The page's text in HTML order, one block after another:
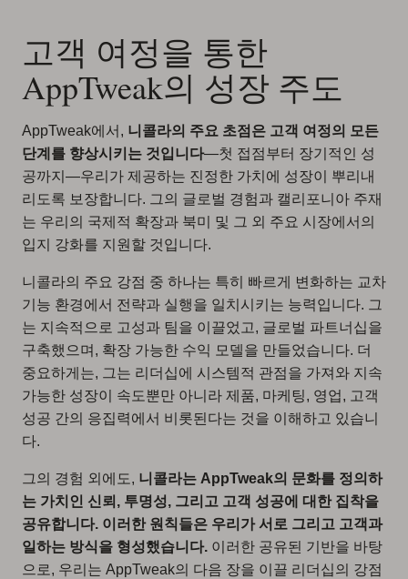
고객 여정을 통한
AppTweak의 성장 주도
AppTweak에서, 니콜라의 주요 초점은 고객 여정의 모든
단계를 향상시키는 것입니다—첫 접점부터 장기적인 성
공까지—우리가 제공하는 진정한 가치에 성장이 뿌리내
리도록 보장합니다. 그의 글로벌 경험과 캘리포니아 주재
는 우리의 국제적 확장과 북미 및 그 외 주요 시장에서의
입지 강화를 지원할 것입니다.
니콜라의 주요 강점 중 하나는 특히 빠르게 변화하는 교차
기능 환경에서 전략과 실행을 일치시키는 능력입니다. 그
는 지속적으로 고성과 팀을 이끌었고, 글로벌 파트너십을
구축했으며, 확장 가능한 수익 모델을 만들었습니다. 더
중요하게는, 그는 리더십에 시스템적 관점을 가져와 지속
가능한 성장이 속도뿐만 아니라 제품, 마케팅, 영업, 고객
성공 간의 응집력에서 비롯된다는 것을 이해하고 있습니
다.
그의 경험 외에도, 니콜라는 AppTweak의 문화를 정의하
는 가치인 신뢰, 투명성, 그리고 고객 성공에 대한 집착을
공유합니다. 이러한 원칙들은 우리가 서로 그리고 고객과
일하는 방식을 형성했습니다. 이러한 공유된 기반을 바탕
으로, 우리는 AppTweak의 다음 장을 이끌 리더십의 강점